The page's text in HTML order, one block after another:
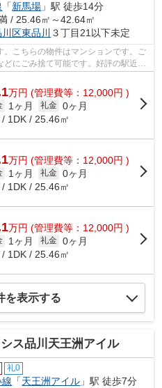
「新馬場 」駅 徒歩14分
/ 25.46㎡～42.64㎡
川区東品川 ３丁目21以下未定
こちらの物件はマンションです。ご
にごみ捨て可能です。好評の駅近物
万円 (管理費等：12,000円 )
1ヶ月 礼金 0ヶ月
/ 1DK / 25.46㎡
万円 (管理費等：12,000円 )
1ヶ月 礼金 0ヶ月
/ 1DK / 25.46㎡
万円 (管理費等：12,000円 )
1ヶ月 礼金 0ヶ月
/ 1DK / 25.46㎡
を表示する
ス品川天王洲アイル
礼0
線 「天王洲アイル 」駅 徒歩7分